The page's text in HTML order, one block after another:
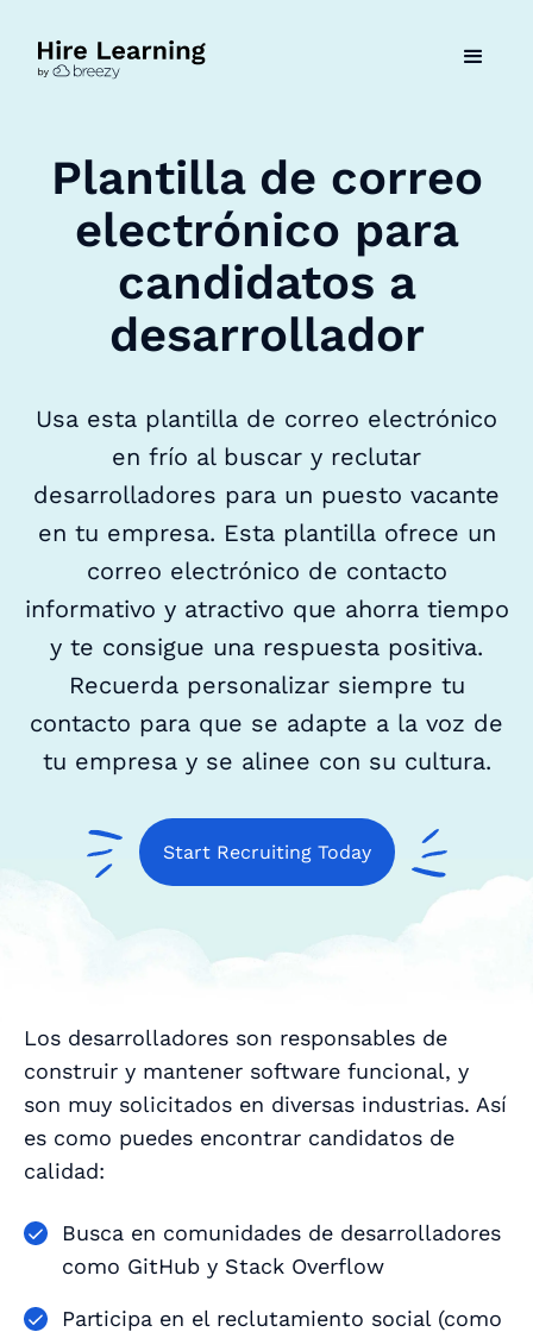
Plantilla de correo
electrónico para
candidatos a
desarrollador
Usa esta plantilla de correo electrónico
en frío al buscar y reclutar
desarrolladores para un puesto vacante
en tu empresa. Esta plantilla ofrece un
correo electrónico de contacto
informativo y atractivo que ahorra tiempo
y te consigue una respuesta positiva.
Recuerda personalizar siempre tu
contacto para que se adapte a la voz de
tu empresa y se alinee con su cultura.
Start Recruiting Today
Los desarrolladores son responsables de
construir y mantener software funcional, y
son muy solicitados en diversas industrias. Así
es como puedes encontrar candidatos de
calidad:
Busca en comunidades de desarrolladores
como GitHub y Stack Overflow
Participa en el reclutamiento social (como